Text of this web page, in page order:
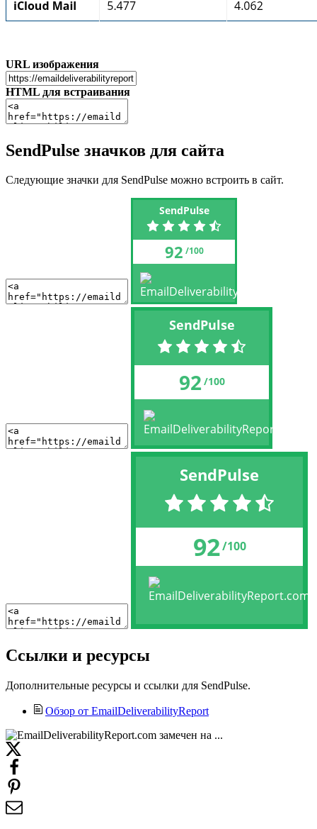
URL изображения
HTML для встраивания
SendPulse значков для сайта
Следующие значки для SendPulse можно встроить в сайт.
SendPulse
92 /100
SendPulse
92 /100
SendPulse
92/100
Ссылки и ресурсы
Дополнительные ресурсы и ссылки для SendPulse.
Обзор от EmailDeliverabilityReport